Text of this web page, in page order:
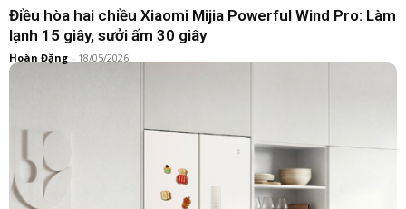
Điều hòa hai chiều Xiaomi Mijia Powerful Wind Pro: Làm
lạnh 15 giây, sưởi ấm 30 giây
Hoàn Đặng - 18/05/2026